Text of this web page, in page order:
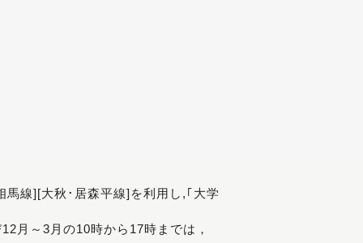
線][大秋･居森平線]を利用し,｢大学
月～3月の10時から17時までは，